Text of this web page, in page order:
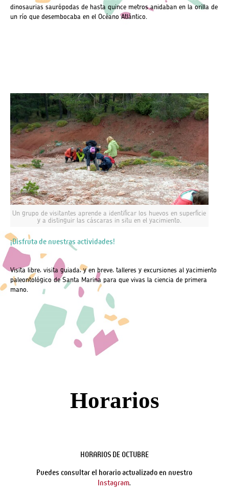
dinosaurias saurópodas de hasta quince metros anidaban en la orilla de
un río que desembocaba en el Océano Atlántico.
Un grupo de visitantes aprende a identificar los huevos en superficie
y a distinguir las cáscaras in situ en el yacimiento.
¡Disfruta de nuestras actividades!
Visita libre, visita guiada, y en breve, talleres y excursiones al yacimiento
paleontológico de Santa Marina para que vivas la ciencia de primera
mano.
Horarios
HORARIOS DE OCTUBRE
Puedes consultar el horario actualizado en nuestro
Instagram.